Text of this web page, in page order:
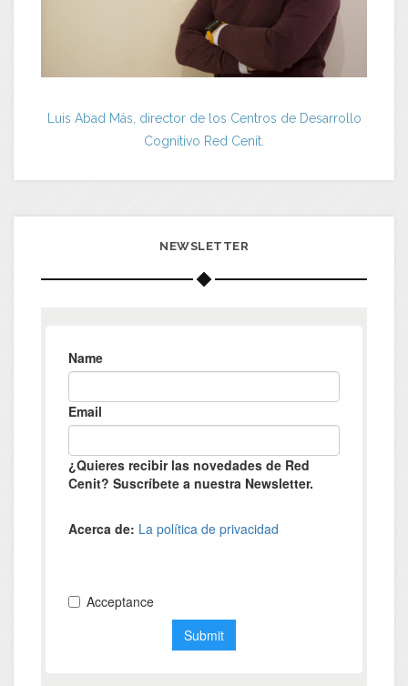
Luis Abad Más, director de los Centros de Desarrollo
Cognitivo Red Cenit.
NEWSLETTER